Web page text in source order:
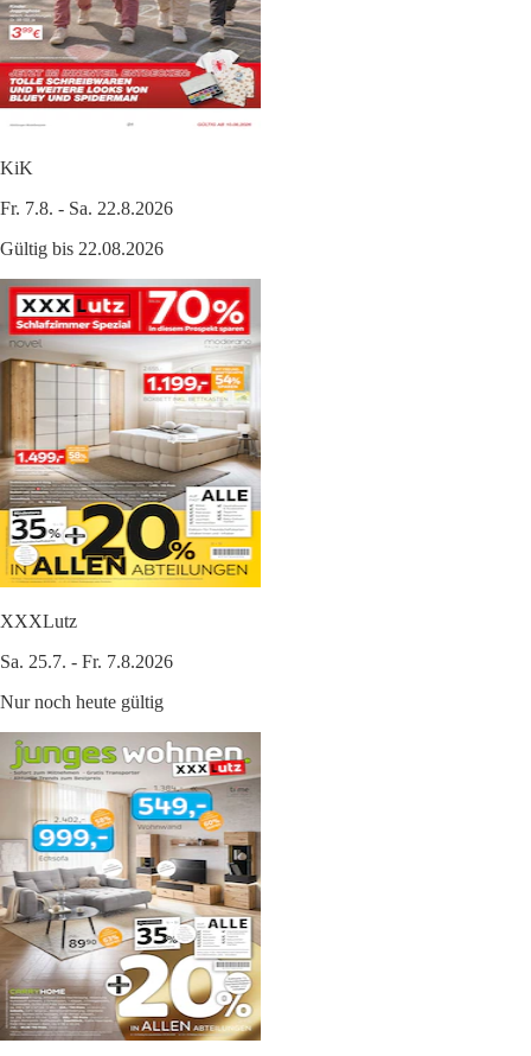
KiK
Fr. 7.8. - Sa. 22.8.2026
Gültig bis 22.08.2026
XXXLutz
Sa. 25.7. - Fr. 7.8.2026
Nur noch heute gültig